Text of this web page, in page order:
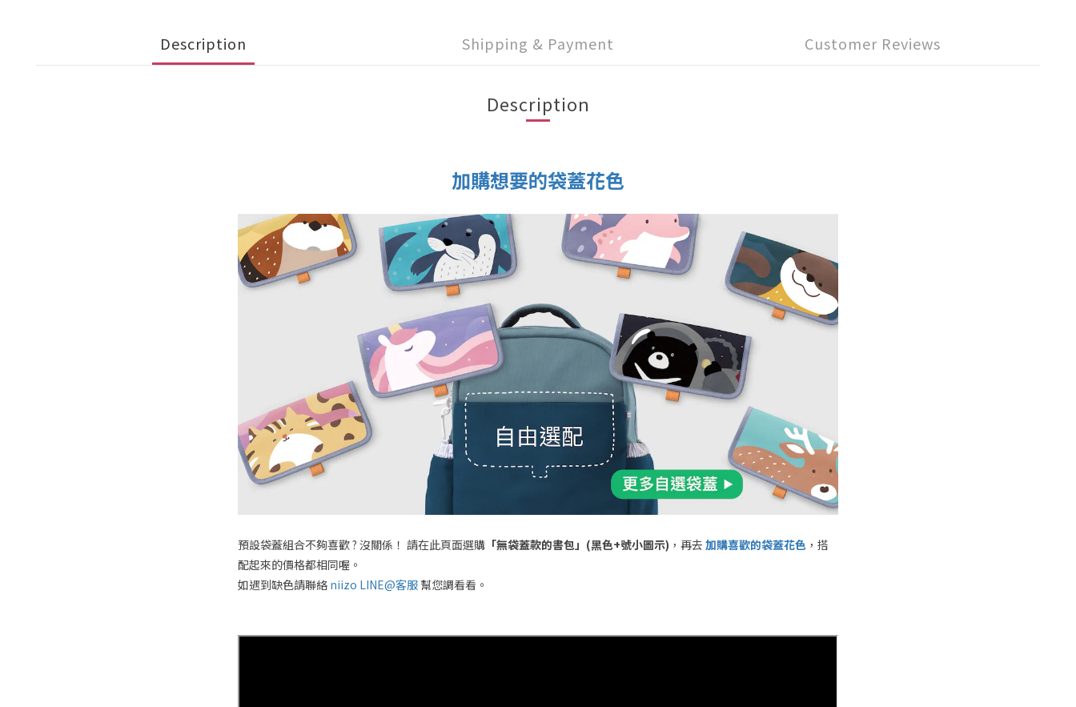
Description Shipping & Payment Customer Reviews
Description
加購想要的袋蓋花色
預設袋蓋組合不夠喜歡 ? 沒關係！ 請在此頁面選購 「無袋蓋款的書包」(黑色+號小圖示) ，再去 加購喜歡的袋蓋花色 ，搭
配起來的價格都相同喔。
如遇到缺色請聯絡 niizo LINE@客服 幫您調看看。